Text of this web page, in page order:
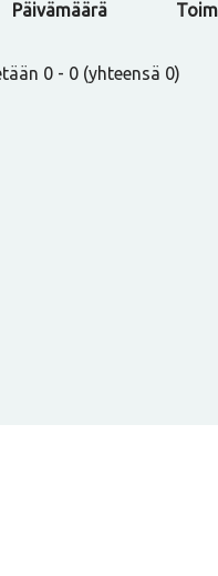
Päivämäärä
0 - 0 (yhteensä 0)